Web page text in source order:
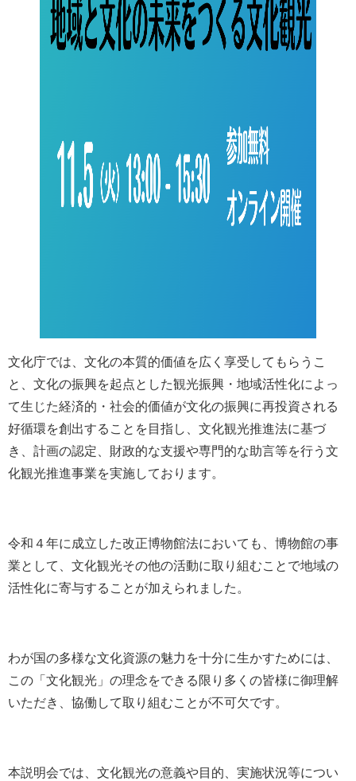
文化庁では、文化の本質的価値を広く享受してもらうこ
と、文化の振興を起点とした観光振興・地域活性化によっ
て生じた経済的・社会的価値が文化の振興に再投資される
好循環を創出することを目指し、文化観光推進法に基づ
き、計画の認定、財政的な支援や専門的な助言等を行う文
化観光推進事業を実施しております。
令和４年に成立した改正博物館法においても、博物館の事
業として、文化観光その他の活動に取り組むことで地域の
活性化に寄与することが加えられました。
わが国の多様な文化資源の魅力を十分に生かすためには、
この「文化観光」の理念をできる限り多くの皆様に御理解
いただき、協働して取り組むことが不可欠です。
本説明会では、文化観光の意義や目的、実施状況等につい